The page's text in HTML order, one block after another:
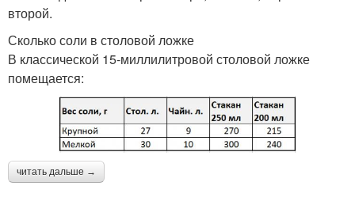
второй.
Сколько соли в столовой ложке
В классической 15-миллилитровой столовой ложке
помещается:
читать дальше →